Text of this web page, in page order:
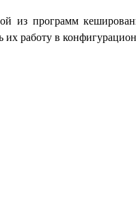
из программ
их работу в